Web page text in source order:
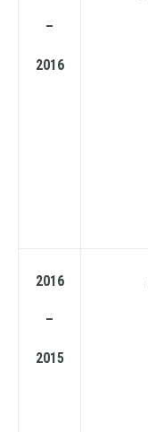
–
2016
2016
–
2015